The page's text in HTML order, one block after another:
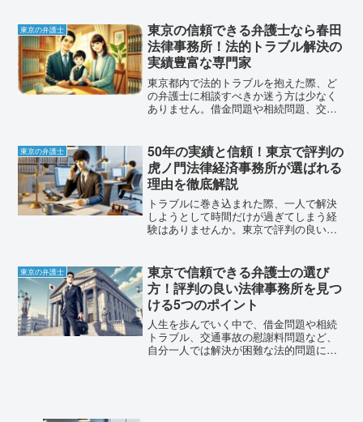
です。このような状況で頼りになるの
が、経験豊富で実績のある法...
東京の弁護士
東京の信頼できる弁護士なら春田
法律事務所！法的トラブル解決の
実績豊富な専門家
東京都内で法的トラブルを抱えた際、ど
の弁護士に相談すべきか迷う方は少なく
ありません。借金問題や相続問題、交通
持つ弁護士のサポートが不可欠です。そ
んな状況で重要なのは、経...
東京の弁護士
50年の実績と信頼！東京で評判の
虎ノ門法律経済事務所が選ばれる
理由を徹底解説
トラブルに巻き込まれた際、一人で解決
しようとして時間だけが過ぎてしまう経
験はありませんか。東京で評判の良い弁
う。法的問題は専門知識が必要で、適切
な対応を怠ると状況がさらに...
東京の弁護士
東京で信頼できる弁護士の選び
方！評判の良い法律事務所を見つ
ける5つのポイント
人生を歩んでいく中で、借金問題や相続
トラブル、交通事故の慰謝料問題など、
自分一人では解決が困難な法的問題に直